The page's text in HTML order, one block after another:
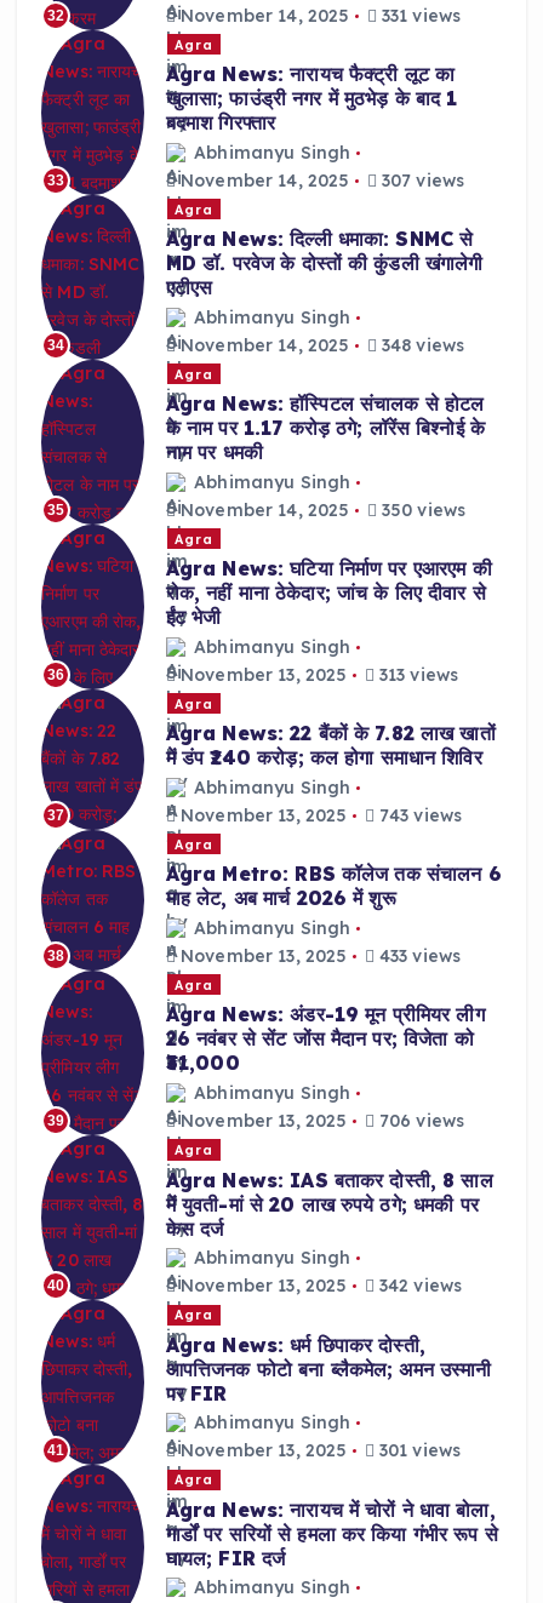
32
November 14, 2025
331 views
33
Agra
Agra News: नारायच फैक्ट्री लूट का
खुलासा; फाउंड्री नगर में मुठभेड़ के बाद 1
बदमाश गिरफ्तार
Abhimanyu Singh
November 14, 2025
307 views
34
Agra
Agra News: दिल्ली धमाका: SNMC से
MD डॉ. परवेज के दोस्तों की कुंडली खंगालेगी
एटीएस
Abhimanyu Singh
November 14, 2025
348 views
35
Agra
Agra News: हॉस्पिटल संचालक से होटल
के नाम पर 1.17 करोड़ ठगे; लॉरेंस बिश्नोई के
नाम पर धमकी
Abhimanyu Singh
November 14, 2025
350 views
36
Agra
Agra News: घटिया निर्माण पर एआरएम की
रोक, नहीं माना ठेकेदार; जांच के लिए दीवार से
ईंट भेजी
Abhimanyu Singh
November 13, 2025
313 views
37
Agra
Agra News: 22 बैंकों के 7.82 लाख खातों
में डंप ₹240 करोड़; कल होगा समाधान शिविर
Abhimanyu Singh
November 13, 2025
743 views
38
Agra
Agra Metro: RBS कॉलेज तक संचालन 6
माह लेट, अब मार्च 2026 में शुरू
Abhimanyu Singh
November 13, 2025
433 views
39
Agra
Agra News: अंडर-19 मून प्रीमियर लीग
26 नवंबर से सेंट जोंस मैदान पर; विजेता को
₹31,000
Abhimanyu Singh
November 13, 2025
706 views
40
Agra
Agra News: IAS बताकर दोस्ती, 8 साल
में युवती-मां से 20 लाख रुपये ठगे; धमकी पर
केस दर्ज
Abhimanyu Singh
November 13, 2025
342 views
41
Agra
Agra News: धर्म छिपाकर दोस्ती,
आपत्तिजनक फोटो बना ब्लैकमेल; अमन उस्मानी
पर FIR
Abhimanyu Singh
November 13, 2025
301 views
Agra
Agra News: नारायच में चोरों ने धावा बोला,
गार्डों पर सरियों से हमला कर किया गंभीर रूप से
घायल; FIR दर्ज
Abhimanyu Singh